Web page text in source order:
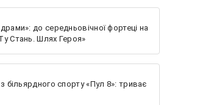
до середньовічної фортеці на
Стань. Шлях Героя»
більярдного спорту «Пул 8»: триває